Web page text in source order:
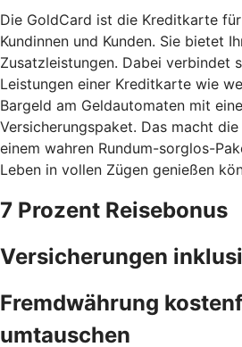
Die GoldCard ist die Kreditkarte
Kundinnen und Kunden. Sie bietet
Zusatzleistungen. Dabei verbindet
Leistungen einer Kreditkarte wie
Bargeld am Geldautomaten mit
Versicherungspaket. Das macht
einem wahren Rundum-sorglos-
Leben in vollen Zügen genießen
7 Prozent Reisebonus
Versicherungen
Fremdwährung
umtauschen